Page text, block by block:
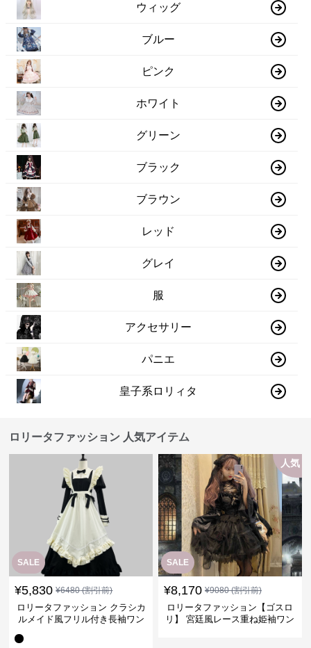
ウィッグ
ブルー
ピンク
ホワイト
グリーン
ブラック
ブラウン
レッド
グレイ
服
アクセサリー
パニエ
皇子系ロリィタ
ロリータファッション 人気アイテム
SALE
¥5,830 ¥6480(割引前)
ロリータファッション クラシカ
ルメイド風フリル付き長袖ワン
SALE
人気
¥8,170 ¥9080(割引前)
ロリータファッション【ゴスロ
リ】 宮廷風レース重ね姫袖ワン